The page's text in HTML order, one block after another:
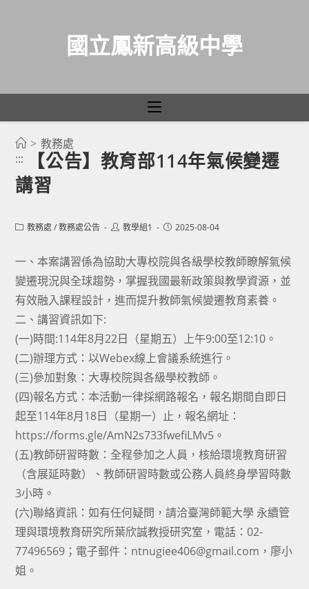
國立鳳新高級中學
> 教務處
:::
【公告】教育部114年氣候變遷
講習
Post教務處 / 教務處公告
Post教學組1
Post2025-08-04
一、本案講習係為協助大專校院與各級學校教師瞭解氣候
變遷現況與全球趨勢，掌握我國最新政策與教學資源，並
有效融入課程設計，進而提升教師氣候變遷教育素養。
二、講習資訊如下:
(一)時間:114年8月22日（星期五）上午9:00至12:10。
(二)辦理方式：以Webex線上會議系統進行。
(三)參加對象：大專校院與各級學校教師。
(四)報名方式：本活動一律採網路報名，報名期間自即日
起至114年8月18日（星期一）止，報名網址：
https://forms.gle/AmN2s733fwefiLMv5。
(五)教師研習時數：全程參加之人員，核給環境教育研習
（含展延時數）、教師研習時數或公務人員終身學習時數
3小時。
(六)聯絡資訊：如有任何疑問，請洽臺灣師範大學 永續管
理與環境教育研究所葉欣誠教授研究室，電話：02-
77496569；電子郵件：ntnugiee406@gmail.com，廖小
姐。